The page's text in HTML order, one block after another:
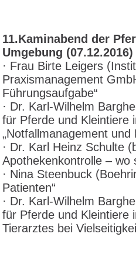
11.Kaminabend der
Umgebung (07.12.2016)
· Frau Birte Leigers
Praxismanagement
Führungsaufgabe“
· Dr. Karl-Wilhelm
für Pferde und Kleintiere
„Notfallmanagement
· Dr. Karl Heinz Schulte
Apothekenkontrolle – wo
· Nina Steenbuck
Patienten“
· Dr. Karl-Wilhelm
für Pferde und Kleintiere
Tierarztes bei